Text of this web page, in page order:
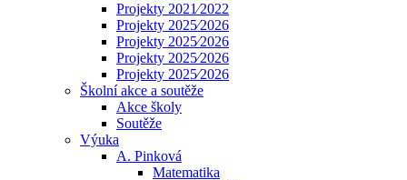
Projekty 2021⁄2022
Projekty 2025⁄2026
Projekty 2025⁄2026
Projekty 2025⁄2026
Projekty 2025⁄2026
Školní akce a soutěže
Akce školy
Soutěže
Výuka
A. Pinková
Matematika